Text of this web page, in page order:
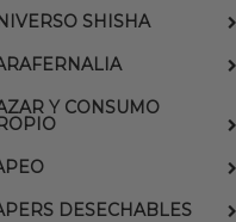
SHISHA
Y CONSUMO
DESECHABLES